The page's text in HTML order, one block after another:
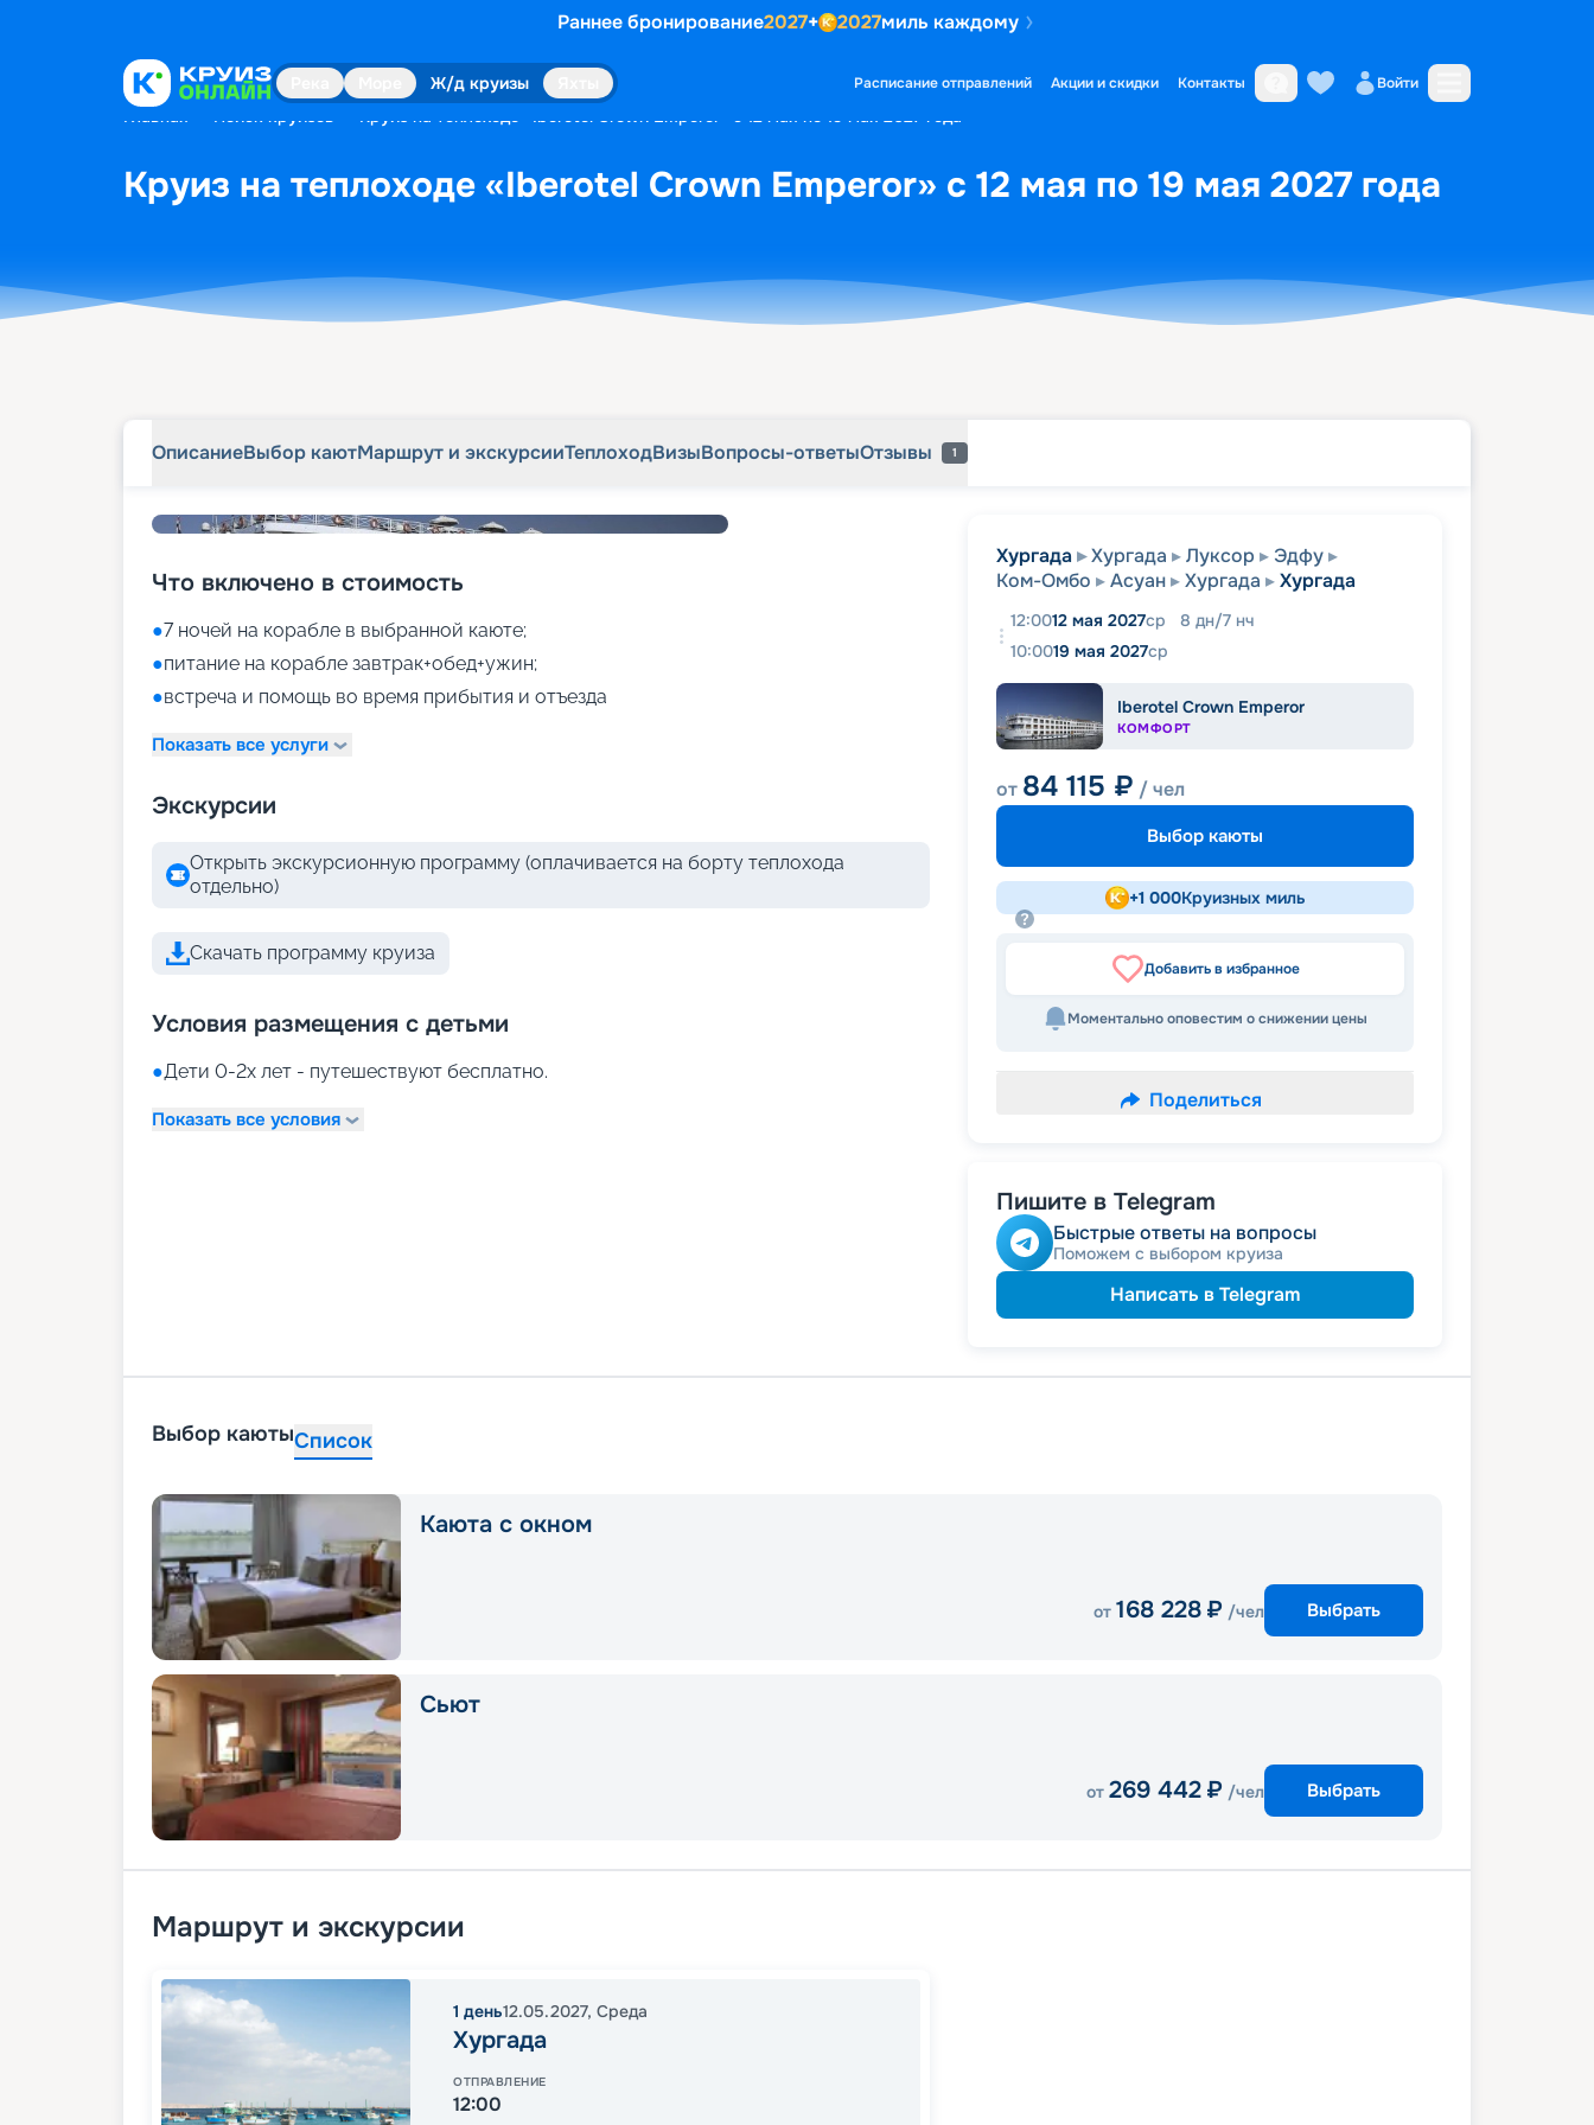
Раннее бронирование2027+ 2027миль каждому
Ж/д круизы Расписание отправлений Акции и скидки Контакты Войти
Главная Поиск круизов Круиз на теплоходе «Iberotel Crown Emperor» с 12 мая по 19 мая 2027 года
Круиз на теплоходе «Iberotel Crown Emperor» с 12 мая по 19 мая 2027 года
ОписаниеВыбор каютМаршрут и экскурсииТеплоходВизыВопросы-ответыОтзывы 1
Что включено в стоимость
●7 ночей на корабле в выбранной каюте;
●питание на корабле завтрак+обед+ужин;
●встреча и помощь во время прибытия и отъезда
Показать все услуги
Экскурсии
Открыть экскурсионную программу (оплачивается на борту теплохода
отдельно)
Скачать программу круиза
Условия размещения с детьми
●Дети 0-2х лет - путешествуют бесплатно.
Показать все условия
Хургада Хургада Луксор
Эдфу
Ком-Омбо
Асуан Хургада Хургада
12:0012 мая 2027ср 8 дн/7 нч
10:0019 мая 2027ср
Iberotel Crown Emperor
КОМФОРТ
от 84 115 ₽ / чел
Выбор каюты
+1 000Круизных миль
Добавить в избранное
Моментально оповестим о снижении цены
Поделиться
Пишите в Telegram
Быстрые ответы на вопросы
Поможем с выбором круиза
Написать в Telegram
Выбор каютыСписок
Каюта с окном
от 168 228 ₽ /чел Выбрать
Сьют
от 269 442 ₽ /чел Выбрать
Маршрут и экскурсии
1 день12.05.2027, Среда
Хургада
ОТПРАВЛЕНИЕ
12:00